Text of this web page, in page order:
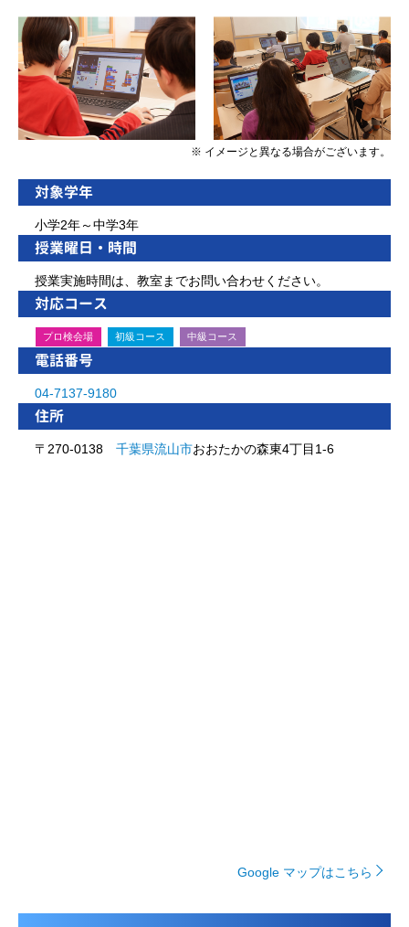
※ イメージと異なる場合がございます。
対象学年
小学2年～中学3年
授業曜日・時間
授業実施時間は、教室までお問い合わせください。
対応コース
プロ検会場 初級コース 中級コース
電話番号
04-7137-9180
住所
〒270-0138 千葉県流山市おおたかの森東4丁目1-6
Google マップはこちら